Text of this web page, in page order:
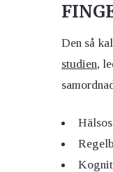
Den så
studien,